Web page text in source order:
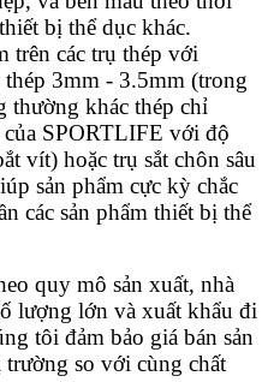
bị thể dục khác.
trên các trụ thép với
3mm - 3.5mm (trong
thường khác thép chỉ
SPORTLIFE với độ
vít) hoặc trụ sắt chôn sâu
sản phẩm cực kỳ chắc
các sản phẩm thiết bị thể
quy mô sản xuất, nhà
lượng lớn và xuất khẩu đi
tôi đảm bảo giá bán sản
so với cùng chất